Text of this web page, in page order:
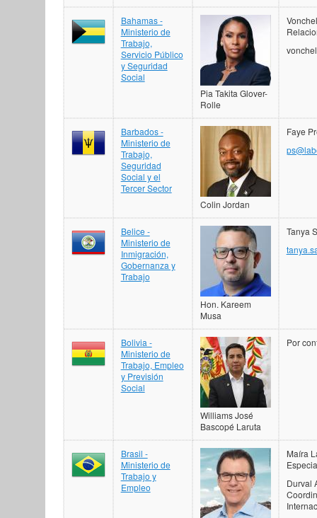
Bahamas -
Ministerio de
Trabajo,
Servicio Público
y Seguridad
Social
Pia Takita Glover-
Rolle
Barbados -
Ministerio de
Trabajo,
Seguridad
Social y el
Tercer Sector
Colin Jordan
Faye
Belice -
Ministerio de
Inmigración,
Gobernanza y
Trabajo
Hon. Kareem
Musa
Tanya
Bolivia -
Ministerio de
Trabajo, Empleo
y Previsión
Social
Williams José
Bascopé Laruta
Por
Brasil -
Ministerio de
Trabajo y
Empleo
Maíra
Durval